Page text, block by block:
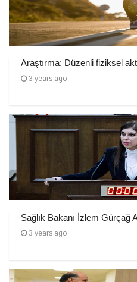
Araştırma: Düzenli fiziksel
3 years ago
Sağlık Bakanı İzlem Gürçağ
3 years ago